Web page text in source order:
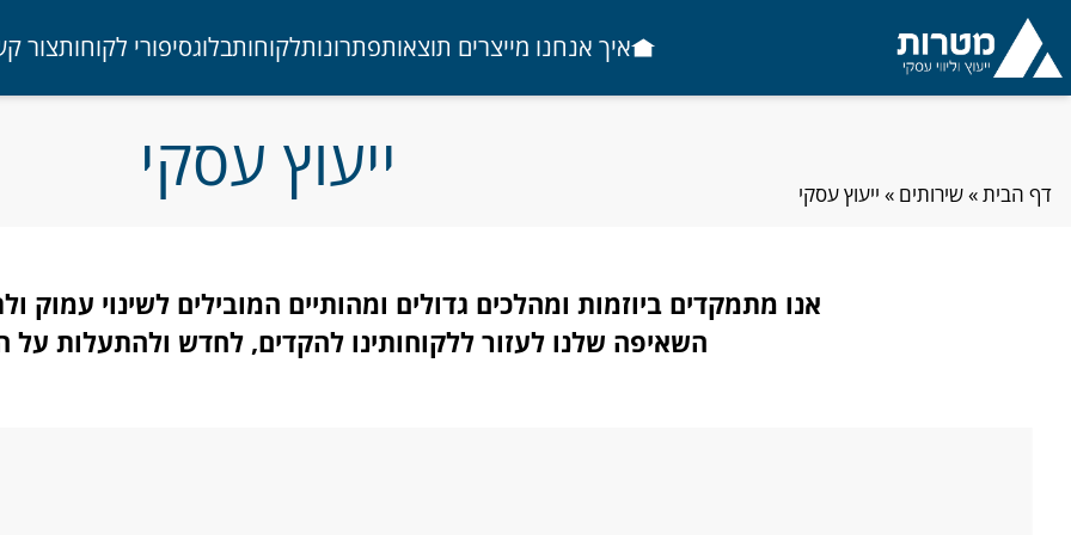
content
איך אנחנו מייצרים תוצאותפתרונותלקוחותבלוגסיפורי לקוחותצור
ייעוץ עסקי דף הבית»שירותים » ייעוץ עסקי
אנו מתמקדים ביוזמות ומהלכים גדולים ומהותיים המובילים לשינוי
השאיפה שלנו לעזור ללקוחותינו להקדים, לחדש ולהתעלות